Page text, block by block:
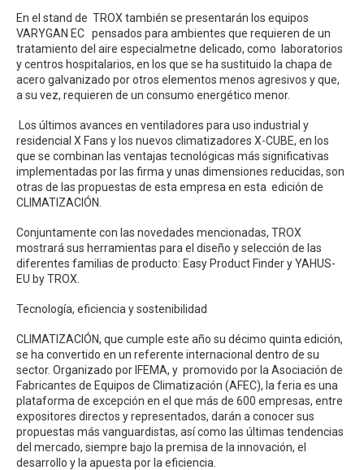
En el stand de TROX también se presentarán los equipos
VARYGAN EC pensados para ambientes que requieren de un
tratamiento del aire especialmetne delicado, como laboratorios
y centros hospitalarios, en los que se ha sustituido la chapa de
acero galvanizado por otros elementos menos agresivos y que,
a su vez, requieren de un consumo energético menor.
Los últimos avances en ventiladores para uso industrial y
residencial X Fans y los nuevos climatizadores X-CUBE, en los
que se combinan las ventajas tecnológicas más significativas
implementadas por las firma y unas dimensiones reducidas, son
otras de las propuestas de esta empresa en esta edición de
CLIMATIZACIÓN.
Conjuntamente con las novedades mencionadas, TROX
mostrará sus herramientas para el diseño y selección de las
diferentes familias de producto: Easy Product Finder y YAHUS-
EU by TROX.
Tecnología, eficiencia y sostenibilidad
CLIMATIZACIÓN, que cumple este año su décimo quinta edición,
se ha convertido en un referente internacional dentro de su
sector. Organizado por IFEMA, y promovido por la Asociación de
Fabricantes de Equipos de Climatización (AFEC), la feria es una
plataforma de excepción en el que más de 600 empresas, entre
expositores directos y representados, darán a conocer sus
propuestas más vanguardistas, así como las últimas tendencias
del mercado, siempre bajo la premisa de la innovación, el
desarrollo y la apuesta por la eficiencia.